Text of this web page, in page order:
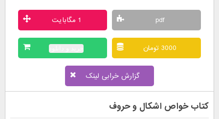
pdf 1 مگابایت
3000 تومان خرید و دانلود
گزارش خرابی لینک
کتاب خواص اشکال و حروف